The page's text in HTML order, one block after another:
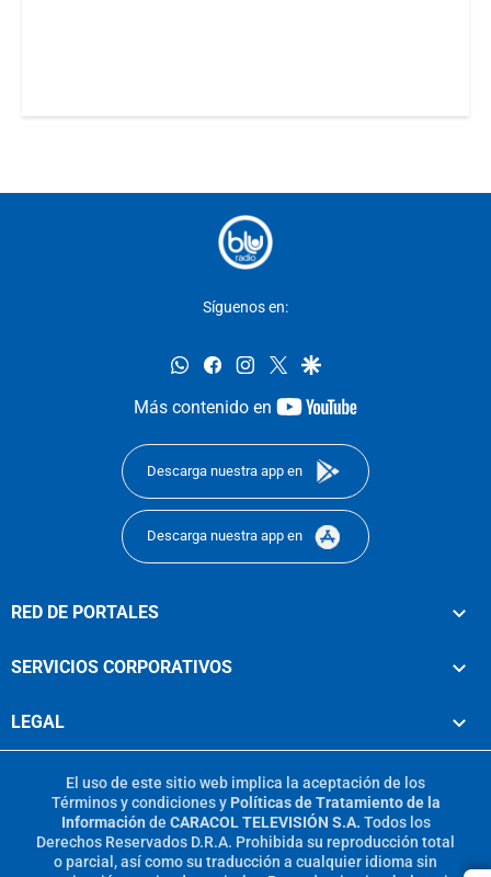
Síguenos en:
whatsappfacebookinstagram
twittergoogle
Más contenido en
youtube-
Descarga nuestra app en
Descarga nuestra app en
RED DE PORTALES
SERVICIOS CORPORATIVOS
LEGAL
El uso de este sitio web implica la aceptación de los
Términos y condicionesy Políticas de Tratamiento de la
Información de CARACOL TELEVISIÓN S.A. Todos los
Derechos Reservados D.R.A. Prohibida su reproducción total
o parcial, así como su traducción a cualquier idioma sin